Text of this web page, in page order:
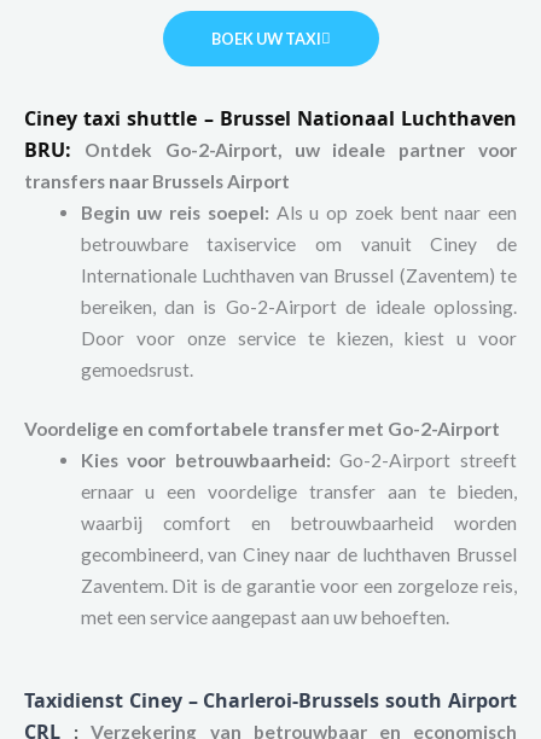
BOEK UW TAXI
Ciney taxi shuttle – Brussel Nationaal Luchthaven
BRU:
Ontdek Go-2-Airport, uw ideale partner voor
transfers naar Brussels Airport
Begin uw reis soepel: Als u op zoek bent naar een
betrouwbare taxiservice om vanuit Ciney de
Internationale Luchthaven van Brussel (Zaventem) te
bereiken, dan is Go-2-Airport de ideale oplossing.
Door voor onze service te kiezen, kiest u voor
gemoedsrust.
Voordelige en comfortabele transfer met Go-2-Airport
Kies voor betrouwbaarheid: Go-2-Airport streeft
ernaar u een voordelige transfer aan te bieden,
waarbij comfort en betrouwbaarheid worden
gecombineerd, van Ciney naar de luchthaven Brussel
Zaventem. Dit is de garantie voor een zorgeloze reis,
met een service aangepast aan uw behoeften.
Taxidienst Ciney – Charleroi-Brussels south Airport
CRL
: Verzekering van betrouwbaar en economisch